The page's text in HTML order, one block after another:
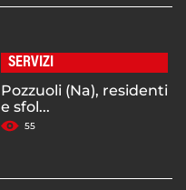
SERVIZI
Pozzuoli (Na), residenti
e sfol...
55